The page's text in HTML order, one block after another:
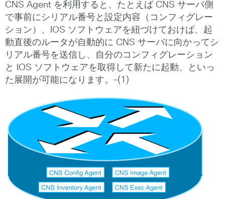
CNS Agent を利用すると、たとえば CNS サーバ側
で事前にシリアル番号と設定内容（コンフィグレー
ション）、IOS ソフトウェアを紐づけておけば、起
動直後のルータが自動的に CNS サーバに向かってシ
リアル番号を送信し、自分のコンフィグレーション
と IOS ソフトウェアを取得して新たに起動、といっ
た展開が可能になります。–(1)